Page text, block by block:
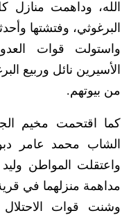
الله، وداهمت منازل
البرغوثي، وفتشتها
واستولت قوات
الأسيرين نائل وربيع
من بيوتهم.
كما اقتحمت مخيم
الشاب محمد عامر
واعتقلت المواطن
مداهمة منزلهما في
وشنت قوات